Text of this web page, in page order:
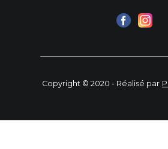
Copyright © 2020 - Réalisé par